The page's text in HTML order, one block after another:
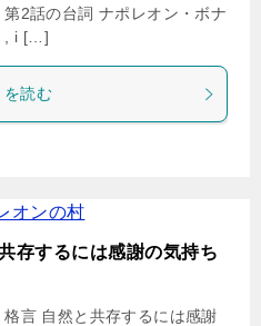
2話の台詞 ナポレオン・ボナ
, i […]
を読む
存するには感謝の気持ち
格言 自然と共存するには感謝